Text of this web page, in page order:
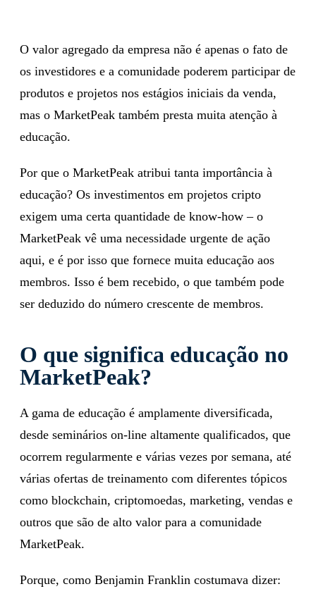
O valor agregado da empresa não é apenas o fato de
os investidores e a comunidade poderem participar de
produtos e projetos nos estágios iniciais da venda,
mas o MarketPeak também presta muita atenção à
educação.
Por que o MarketPeak atribui tanta importância à
educação? Os investimentos em projetos cripto
exigem uma certa quantidade de know-how – o
MarketPeak vê uma necessidade urgente de ação
aqui, e é por isso que fornece muita educação aos
membros. Isso é bem recebido, o que também pode
ser deduzido do número crescente de membros.
O que significa educação no
MarketPeak?
A gama de educação é amplamente diversificada,
desde seminários on-line altamente qualificados, que
ocorrem regularmente e várias vezes por semana, até
várias ofertas de treinamento com diferentes tópicos
como blockchain, criptomoedas, marketing, vendas e
outros que são de alto valor para a comunidade
MarketPeak.
Porque, como Benjamin Franklin costumava dizer: